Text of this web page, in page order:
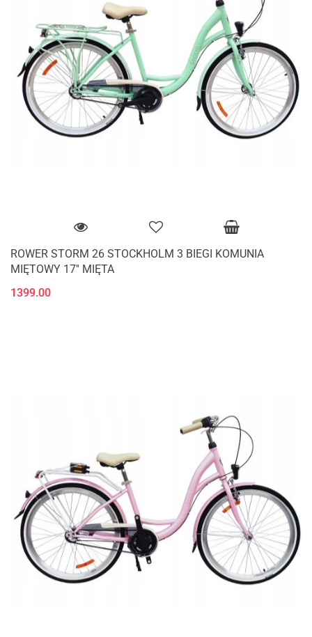
ROWER STORM 26 STOCKHOLM 3 BIEGI KOMUNIA
MIĘTOWY 17'' MIĘTA
1399.00